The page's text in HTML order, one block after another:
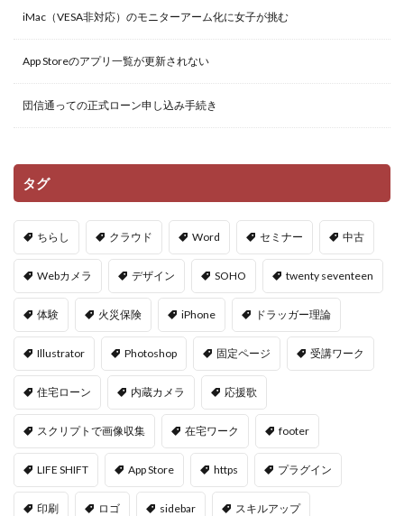
iMac（VESA非対応）のモニターアーム化に女子が挑む
App Storeのアプリ一覧が更新されない
団信通っての正式ローン申し込み手続き
タグ
ちらし クラウド Word セミナー 中古
Webカメラ デザイン SOHO twenty seventeen
体験 火災保険 iPhone ドラッガー理論
Illustrator Photoshop 固定ページ 受講ワーク
住宅ローン 内蔵カメラ 応援歌
スクリプトで画像収集 在宅ワーク footer
LIFE SHIFT App Store https プラグイン
印刷 ロゴ sidebar スキルアップ